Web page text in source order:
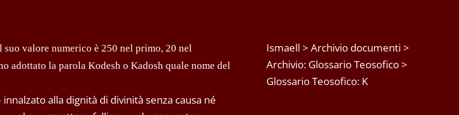
valore numerico è 250 nel primo, 20 nel
adottato la parola Kodesh o Kadosh quale nome del
alla dignità di divinità senza causa né
Ismaell > Archivio documenti >
Archivio: Glossario Teosofico>
Glossario Teosofico: K